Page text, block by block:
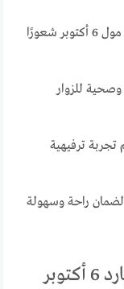
: تمنح الزوار في بارك يارد مول 6 أكتوبر شعورًا
للزوار
ترفيهية
راحة وسهولة
مميزات الاستثمار في مول بارك يارد 6 أكتوبر